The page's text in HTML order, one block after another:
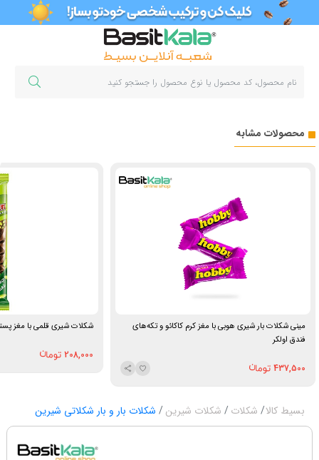
محصولات مشابه
مینی شکلات بار شیری هوبی با مغز کرم کاکائو و تکه‌های
فندق اولکر
437,500
شکلات شیری قلمی با مغز پسته 34 گرم
208,000
بسیط کالا شکلات شکلات شیرین شکلات بار و بار شکلاتی شیرین